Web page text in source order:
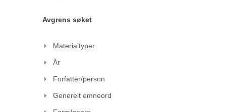
Avgrens søket
Materialtyper
År
Forfatter/person
Generelt emneord